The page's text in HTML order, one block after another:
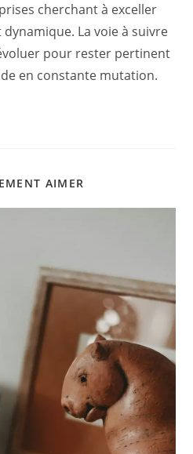
cherchant à exceller
La voie à suivre
pour rester pertinent
en constante mutation.
AIMER